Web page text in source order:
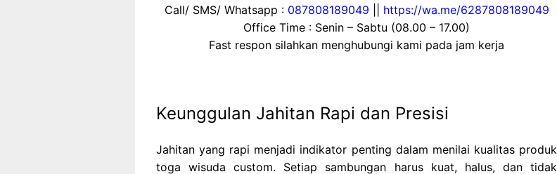
Call/ SMS/ Whatsapp : 087808189049
https://wa.me/6287808189049
Office Time : Senin – Sabtu (08.00 – 17.00)
Fast respon silahkan menghubungi kami pada jam kerja
Keunggulan Jahitan Rapi dan Presisi
Jahitan yang rapi menjadi indikator penting dalam menilai kualitas produk
toga wisuda custom. Setiap sambungan harus kuat, halus, dan tidak